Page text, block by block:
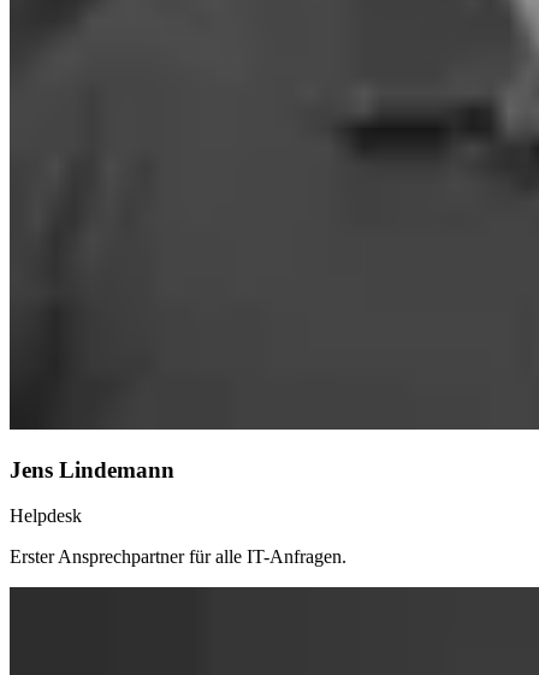
Jens Lindemann
Helpdesk
Erster Ansprechpartner für alle IT-Anfragen.